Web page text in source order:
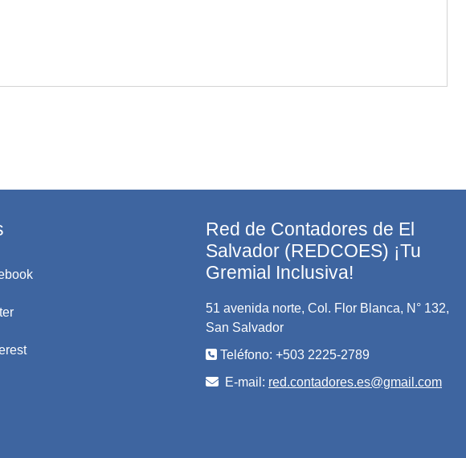
Red de Contadores de El
Salvador (REDCOES) ¡Tu
Gremial Inclusiva!
51 avenida norte, Col. Flor Blanca, N° 132,
San Salvador
Teléfono: +503 2225-2789
E-mail: red.contadores.es@gmail.com